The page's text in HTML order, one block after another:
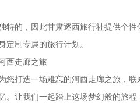
的，因此甘肃逐西旅行社提供个性
定制专属的旅行计划。
西走廊之旅
打造一场难忘的河西走廊之旅，联
。让我们一起踏上这场梦幻般的旅程